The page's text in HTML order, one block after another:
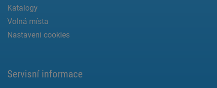
Katalogy
Volná místa
Nastavení cookies
Servisní informace